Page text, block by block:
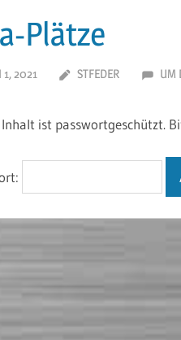
Plätze
1, 2021 STFEDER UM
Inhalt ist passwortgeschützt.